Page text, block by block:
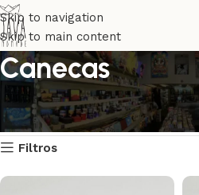
Skip to navigation
Skip to main content
Canecas
Início Utilitários Canecas Página 2
Exibindo 25–48 de 137 resultados
Filtros